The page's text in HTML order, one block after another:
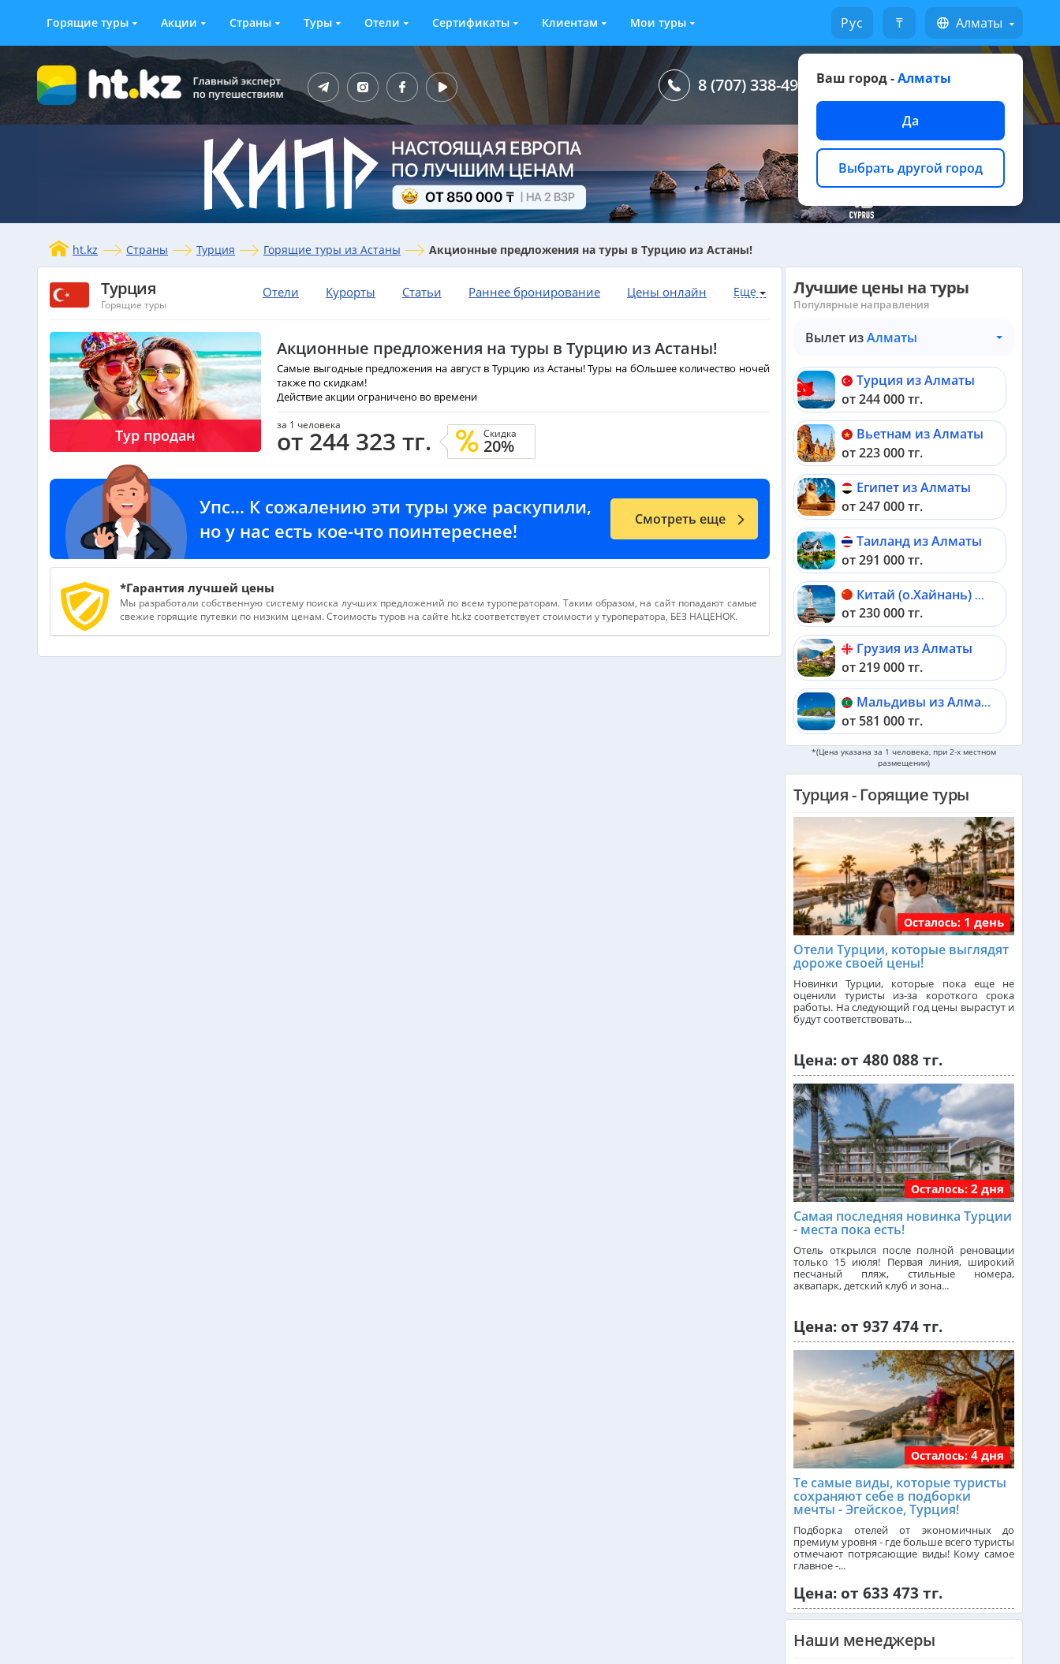
Горящие туры Акции Страны Туры Отели Сертификаты Клиентам Мои туры Русский ₸ Алматы
Ваш город -Алматы
Да
Выбрать другой город
8 (707) 338-49-49 Написать на WhatsApp
ht.kz Страны Турция Горящие туры из Астаны Акционные предложения на туры в Турцию из Астаны!
Отели Курорты Статьи Раннее бронирование Цены онлайн Еще
Турция
Горящие туры
Тур продан
Акционные предложения на туры в Турцию из Астаны!
Самые выгодные предложения на август в Турцию из Астаны! Туры на бОльшее количество ночей
также по скидкам!
Действие акции ограничено во времени
за 1 человека
от 244 323 тг. Скидка
20%
Упс... К сожалению эти туры уже раскупили,
но у нас есть кое-что поинтереснее!
Смотреть еще
*Гарантия лучшей цены
Мы разработали собственную систему поиска лучших предложений по всем туроператорам. Таким образом, на сайт попадают самые
свежие горящие путевки по низким ценам. Стоимость туров на сайте ht.kz соответствует стоимости у туроператора, БЕЗ НАЦЕНОК.
Лучшие цены на туры
Популярные направления
Вылет изАлматы
Турция из Алматы
от 244 000 тг.
Вьетнам из Алматы
от 223 000 тг.
Египет из Алматы
от 247 000 тг.
Таиланд из Алматы
от 291 000 тг.
Китай (о.Хайнань) из Алматы
от 230 000 тг.
Грузия из Алматы
от 219 000 тг.
Мальдивы из Алматы
от 581 000 тг.
Черногория из Алматы
от 508 000 тг.
ОАЭ из Алматы
от 253 000 тг.
Кипр из Алматы
от 341 000 тг.
Шри-Ланка из Алматы
от 560 000 тг.
Катар из Алматы
от 323 000 тг.
Малайзия из Алматы
от 384 000 тг.
Индия (ГОА) из Алматы
Италия из Алматы
Чехия из Алматы
Сейшелы из Алматы
Доминикана из Алматы
Франция из Алматы
Болгария из Алматы
Сингапур из Алматы
*(Цена указана за 1 человека, при 2-х местном
размещении)
Турция - Горящие туры
Осталось: 1 день
Отели Турции, которые выглядят
дороже своей цены!
Новинки Турции, которые пока еще не
оценили туристы из-за короткого срока
работы. На следующий год цены вырастут и
будут соответствовать...
Цена: от 480 088 тг.
Осталось: 2 дня
Самая последняя новинка Турции
- места пока есть!
Отель открылся после полной реновации
только 15 июля! Первая линия, широкий
песчаный пляж, стильные номера,
аквапарк, детский клуб и зона...
Цена: от 937 474 тг.
Осталось: 4 дня
Те самые виды, которые туристы
сохраняют себе в подборки
мечты - Эгейское, Турция!
Подборка отелей от экономичных до
премиум уровня - где больше всего туристы
отмечают потрясающие виды! Кому самое
главное -...
Цена: от 633 473 тг.
Наши менеджеры